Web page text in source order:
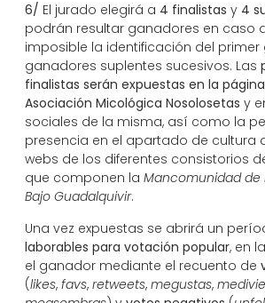
6/ El jurado elegirá a 4 finalistas y 4
podrán resultar ganadores en caso
imposible la identificación del
ganadores suplentes sucesivos. Las
finalistas serán expuestas en la
Asociación Micológica Nosolosetas y
sociales de la misma, así como la
presencia en el apartado de cultura
webs de los diferentes consistorios
que componen la Mancomunidad de
Bajo Guadalquivir.
Una vez expuestas se abrirá un
laborables para votación popular, en
el ganador mediante el recuento de
(likes, favs, retweets, megustas,